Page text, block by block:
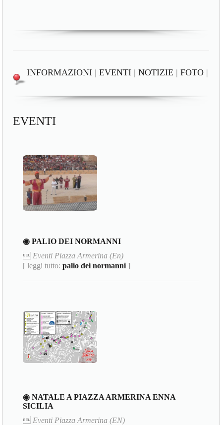
INFORMAZIONI |EVENTI |NOTIZIE |FOTO |
EVENTI
◉ PALIO DEI NORMANNI
 Eventi Piazza Armerina (En)
[ leggi tutto:palio dei normanni ]
◉ NATALE A PIAZZA ARMERINA ENNA
SICILIA
 Eventi Piazza Armerina (EN)